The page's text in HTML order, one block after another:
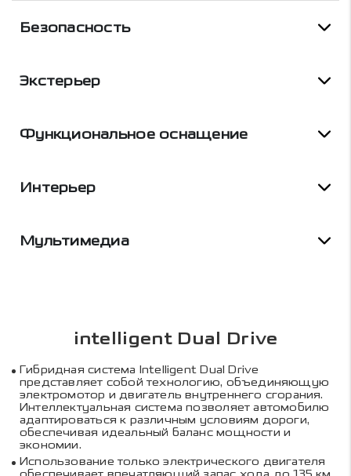
Безопасность
Экстерьер
Функциональное оснащение
Интерьер
Мультимедиа
intelligent Dual Drive
Гибридная система Intelligent Dual Drive
представляет собой технологию, объединяющую
электромотор и двигатель внутреннего сгорания.
Интеллектуальная система позволяет автомобилю
адаптироваться к различным условиям дороги,
обеспечивая идеальный баланс мощности и
экономии.
Использование только электрического двигателя